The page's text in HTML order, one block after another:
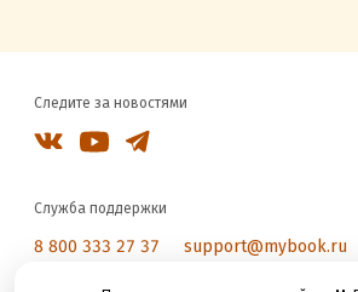
Следите за новостями
Служба поддержки
8 800 333 27 37 support@mybook.ru